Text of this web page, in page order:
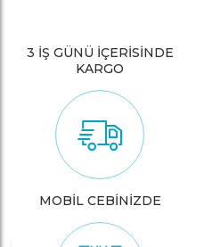
3 İŞ GÜNÜ İÇERİSİNDE
KARGO
MOBİL CEBİNİZDE